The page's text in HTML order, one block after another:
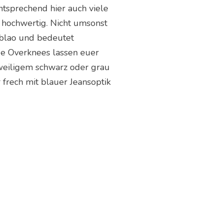
hier auch viele
Nicht umsonst
und bedeutet
Overknees lassen euer
schwarz oder grau
mit blauer Jeansoptik